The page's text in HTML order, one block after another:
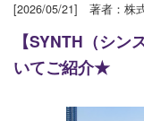
[2026/05/21] 著者：株
【SYNTH（シ
いてご紹介★